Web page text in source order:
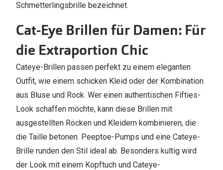
Schmetterlingsbrille bezeichnet.
Cat-Eye Brillen für Damen: Für
die Extraportion Chic
Cateye-Brillen passen perfekt zu einem eleganten
Outfit, wie einem schicken Kleid oder der Kombination
aus Bluse und Rock. Wer einen authentischen Fifties-
Look schaffen möchte, kann diese Brillen mit
ausgestellten Röcken und Kleidern kombinieren, die
die Taille betonen. Peeptoe-Pumps und eine Cateye-
Brille runden den Stil ideal ab. Besonders kultig wird
der Look mit einem Kopftuch und Cateye-